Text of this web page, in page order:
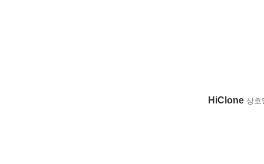
HiClone상호